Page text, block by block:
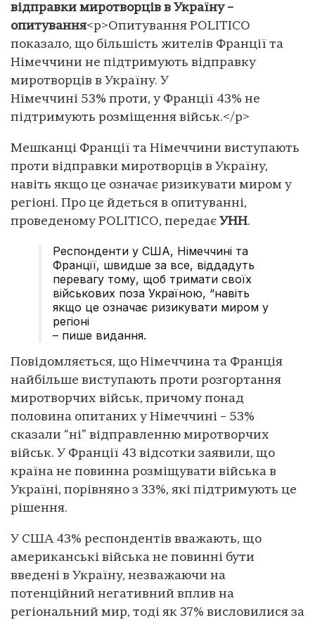
відправки миротворців в Україну –
опитування<p>Опитування POLITICO
показало, що більшість жителів Франції та
Німеччини не підтримують відправку
миротворців в Україну. У
Німеччині 53% проти, у Франції 43% не
підтримують розміщення військ.</p>
Мешканці Франції та Німеччини виступають
проти відправки миротворців в Україну,
навіть якщо це означає ризикувати миром у
регіоні. Про це йдеться в опитуванні,
проведеному POLITICO, передає УНН.
Респонденти у США, Німеччині та
Франції, швидше за все, віддадуть
перевагу тому, щоб тримати своїх
військових поза Україною, “навіть
якщо це означає ризикувати миром у
регіоні
– пише видання.
Повідомляється, що Німеччина та Франція
найбільше виступають проти розгортання
миротворчих військ, причому понад
половина опитаних у Німеччині – 53%
сказали “ні” відправленню миротворчих
військ. У Франції 43 відсотки заявили, що
країна не повинна розміщувати війська в
Україні, порівняно з 33%, які підтримують це
рішення.
У США 43% респондентів вважають, що
американські війська не повинні бути
введені в Україну, незважаючи на
потенційний негативний вплив на
регіональний мир, тоді як 37% висловилися за